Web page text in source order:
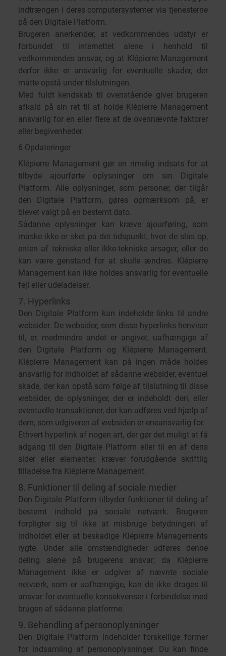
indtrængen i deres computersystemer via tjenesterne
på den Digitale Platform.
Brugeren anerkender, at vedkommendes udstyr er
forbundet til internettet alene i henhold til
vedkommendes ansvar, og at Klépierre Management
derfor ikke er ansvarlig for eventuelle skader, der
måtte opstå under tilslutningen.
Med fuldt kendskab til ovenstående giver brugeren
afkald på sin ret til at holde Klépierre Management
ansvarlig for en eller flere af de ovennævnte faktorer
eller begivenheder.
6 Opdateringer
Klépierre Management gør en rimelig indsats for at
tilbyde ajourførte oplysninger om sin Digitale
Platform. Alle oplysninger, som personer, der tilgår
den Digitale Platform, gøres opmærksom på, er
blevet valgt på en bestemt dato.
Sådanne oplysninger kan kræve ajourføring, som
måske ikke er sket på det tidspunkt, hvor de slås op,
enten af tekniske eller ikke-tekniske årsager, eller de
kan være genstand for at skulle ændres. Klépierre
Management kan ikke holdes ansvarlig for eventuelle
fejl eller udeladelser.
7. Hyperlinks
Den Digitale Platform kan indeholde links til andre
websider. De websider, som disse hyperlinks henviser
til, er, medmindre andet er angivet, uafhængige af
den Digitale Platform og Klépierre Management.
Klépierre Management kan på ingen måde holdes
ansvarlig for indholdet af sådanne websider, eventuel
skade, der kan opstå som følge af tilslutning til disse
websider, de oplysninger, der er indeholdt deri, eller
eventuelle transaktioner, der kan udføres ved hjælp af
dem, som udgiveren af websiden er eneansvarlig for.
Ethvert hyperlink af nogen art, der gør det muligt at få
adgang til den Digitale Platform eller til en af dens
sider eller elementer, kræver forudgående skriftlig
tilladelse fra Klépierre Management.
8. Funktioner til deling af sociale medier
Den Digitale Platform tilbyder funktioner til deling af
bestemt indhold på sociale netværk. Brugeren
forpligter sig til ikke at misbruge betydningen af
indholdet eller at beskadige Klépierre Managements
rygte. Under alle omstændigheder udføres denne
deling alene på brugerens ansvar; da Klépierre
Management ikke er udgiver af nævnte sociale
netværk, som er uafhængige, kan de ikke drages til
ansvar for eventuelle konsekvenser i forbindelse med
brugen af sådanne platforme.
9. Behandling af personoplysninger
Den Digitale Platform indeholder forskellige former
for indsamling af personoplysninger. Du kan finde